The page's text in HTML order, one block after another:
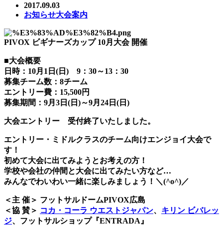
2017.09.03
お知らせ大会案内
PIVOX ビギナーズカップ 10月大会 開催
■大会概要
日時：10月1日(日) 9：30～13：30
募集チーム数：8チーム
エントリー費：15,500円
募集期間：9月3日(日)～9月24日(日)
大会エントリー 受付終了いたしました。
エントリー・ミドルクラスのチーム向けエンジョイ大会で
す！
初めて大会に出てみようとお考えの方！
学校や会社の仲間と大会に出てみたい方など…
みんなでわいわい一緒に楽しみましょう！＼(^o^)／
＜主 催＞ フットサルドームPIVOX広島
＜協 賛＞ コカ・コーラ ウエストジャパン、 キリン ビバレッ
ジ、フットサルショップ『ENTRADA』